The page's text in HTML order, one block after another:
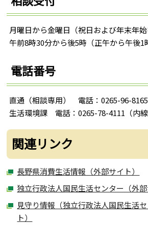
月曜日から金曜日（祝日および年末年始
午前8時30分から後5時（正午から午後1
電話番号
直通（相談専用） 電話：0265-96-8165
生活環境課 電話：0265-78-4111（内線
関連リンク
長野県消費生活情報（外部サイト）
独立行政法人国民生活センター（外部
見守り情報（独立行政法人国民生活
ト）